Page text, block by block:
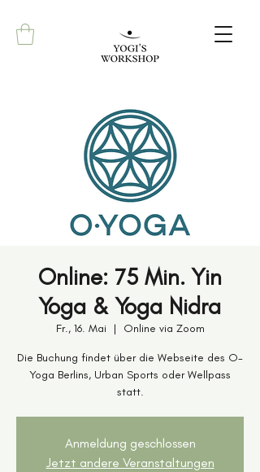
Online: 75 Min. Yin
Yoga & Yoga Nidra
Fr., 16. Mai
  |
Online via Zoom
Die Buchung findet über die Webseite des O-
Yoga Berlins, Urban Sports oder Wellpass
statt.
Anmeldung geschlossen
Jetzt andere Veranstaltungen